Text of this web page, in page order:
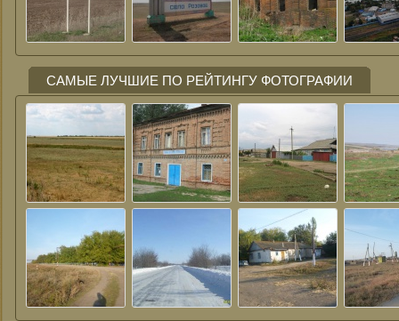
САМЫЕ ЛУЧШИЕ ПО РЕЙТИНГУ ФОТОГРАФИИ